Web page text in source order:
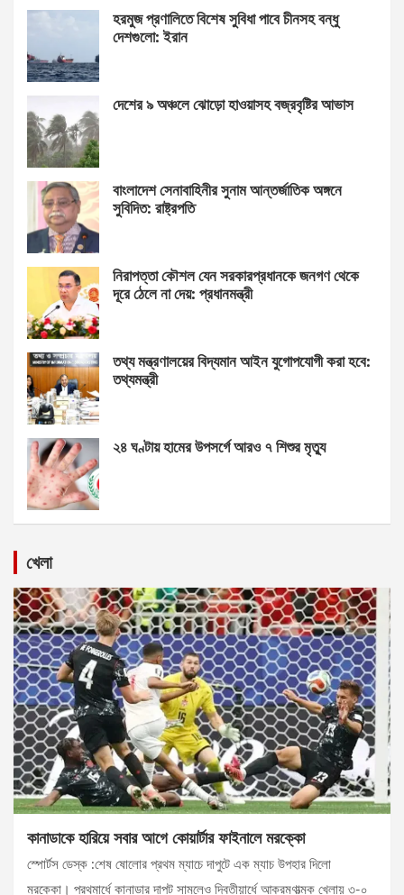
হরমুজ প্রণালিতে বিশেষ সুবিধা পাবে চীনসহ বন্ধু
দেশগুলো: ইরান
দেশের ৯ অঞ্চলে ঝোড়ো হাওয়াসহ বজ্রবৃষ্টির আভাস
বাংলাদেশ সেনাবাহিনীর সুনাম আন্তর্জাতিক অঙ্গনে
সুবিদিত: রাষ্ট্রপতি
নিরাপত্তা কৌশল যেন সরকারপ্রধানকে জনগণ থেকে
দূরে ঠেলে না দেয়: প্রধানমন্ত্রী
তথ্য মন্ত্রণালয়ের বিদ্যমান আইন যুগোপযোগী করা হবে:
তথ্যমন্ত্রী
২৪ ঘণ্টায় হামের উপসর্গে আরও ৭ শিশুর মৃত্যু
খেলা
কানাডাকে হারিয়ে সবার আগে কোয়ার্টার ফাইনালে মরক্কো
স্পোর্টস ডেস্ক :শেষ ষোলোর প্রথম ম্যাচে দাপুটে এক ম্যাচ উপহার দিলো
মরক্কো। প্রথমার্ধে কানাডার দাপট সামলেও দ্বিতীয়ার্ধে আক্রমণাত্মক খেলায় ৩-০